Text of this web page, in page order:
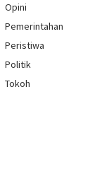
Opini
Pemerintahan
Peristiwa
Politik
Tokoh